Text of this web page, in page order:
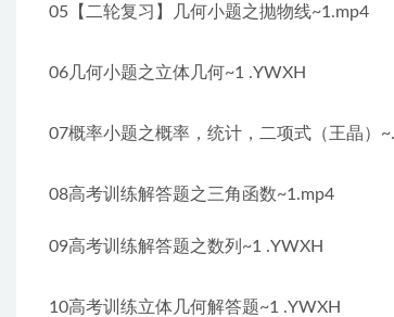
05【二轮复习】几何小题之抛物线~1.mp4
06几何小题之立体几何~1 .YWXH
07概率小题之概率，统计，二项式（王晶）
08高考训练解答题之三角函数~1.mp4
09高考训练解答题之数列~1 .YWXH
10高考训练立体几何解答题~1 .YWXH